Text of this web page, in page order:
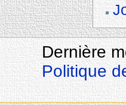
Dernière
Politique